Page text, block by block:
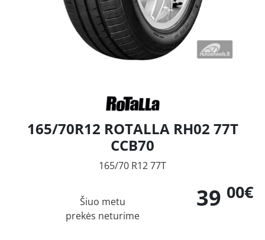
165/70R12 ROTALLA RH02 77T
CCB70
165/70 R12 77T
39 00€
Šiuo metu
prekės neturime